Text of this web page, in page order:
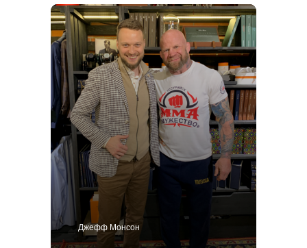
Джефф Монсон
Публичная оферта
Политика конфиденциальности
ИП Поличко Дмитрий Олегович